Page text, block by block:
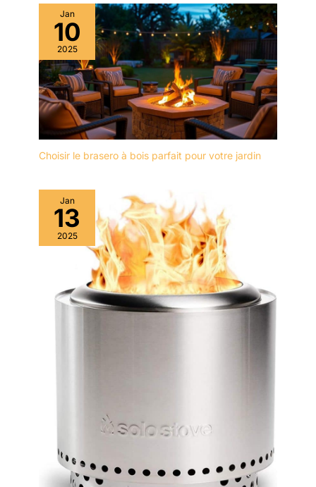
Jan
10
2025
Choisir le brasero à bois parfait pour votre jardin
Jan
13
2025